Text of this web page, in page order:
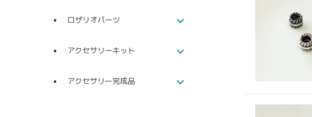
ロザリオパーツ
アクセサリーキット
アクセサリー完成品